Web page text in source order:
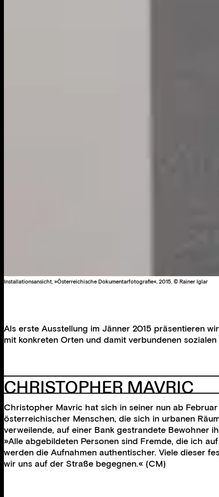
Installationsansicht, »Österreichische Dokumentarfotografie«, 2015, © Rainer Iglar
Als erste Ausstellung im Jänner 2015 präsentieren
mit konkreten Orten und damit verbundenen sozialen
CHRISTOPHER MAVRIC
Christopher Mavric hat sich in seiner nun ab
österreichischer Menschen, die sich in urbanen
verweilende, auf einer Bank gestrandete Bewohner
»Alle abgebildeten Personen sind Fremde, die ich
werden die Aufnahmen authentischer. Viele dieser
wir uns auf der Straße begegnen.« (CM)